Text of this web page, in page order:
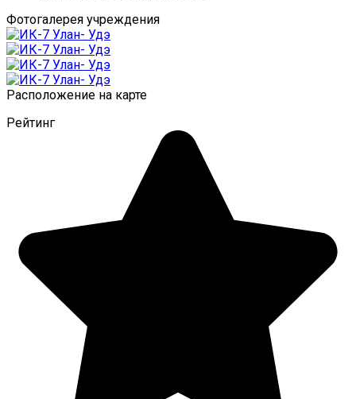
Фотогалерея учреждения
Расположение на карте
Рейтинг